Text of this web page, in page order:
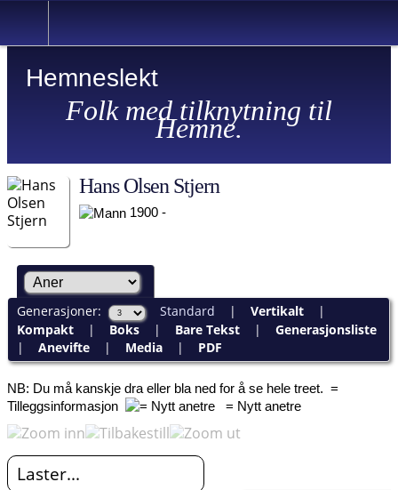
Hemneslekt
Folk med tilknytning til
Hemne.
Hans Olsen Stjern
1900 -
Generasjoner: Standard | Vertikalt|
Kompakt| Boks| Bare Tekst| Generasjonsliste
| Anevifte| Media| PDF
NB: Du må kanskje dra eller bla ned for å se hele treet. =
Tilleggsinformasjon
= Nytt anetre
Laster...